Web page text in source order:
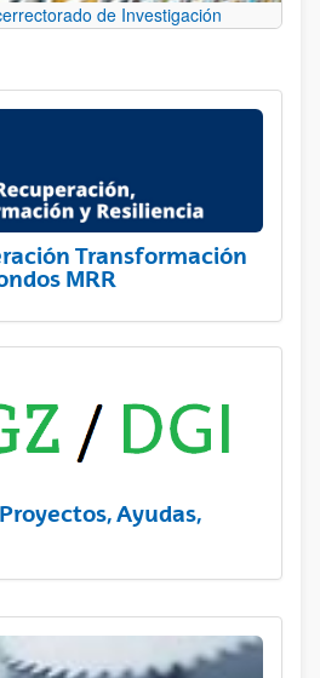
de Investigación
Transformación
MRR
Ayudas,